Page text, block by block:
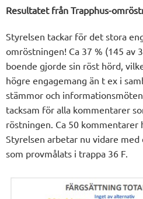
Resultatet från Trapphus-
Styrelsen tackar för det stora
omröstningen! Ca 37 % (145 av
boende gjorde sin röst hörd,
högre engagemang än t ex i
stämmor och
tacksam för alla kommentarer
röstningen. Ca 50 kommentarer
Styrelsen arbetar nu vidare
som provmålats i trappa 36 F.